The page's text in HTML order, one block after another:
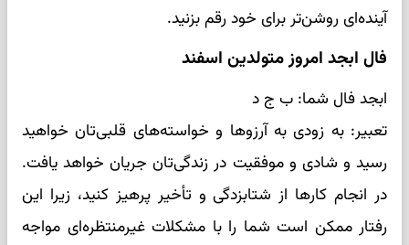
آینده‌ای روشن‌تر برای خود رقم بزنید.
فال ابجد امروز متولدین اسفند
ابجد فال شما: ب ج د
تعبیر: به زودی به آرزوها و خواسته‌های قلبی‌تان خواهید
رسید و شادی و موفقیت در زندگی‌تان جریان خواهد یافت.
در انجام کارها از شتابزدگی و تأخیر پرهیز کنید، زیرا این
رفتار ممکن است شما را با مشکلات غیرمنتظره‌ای مواجه